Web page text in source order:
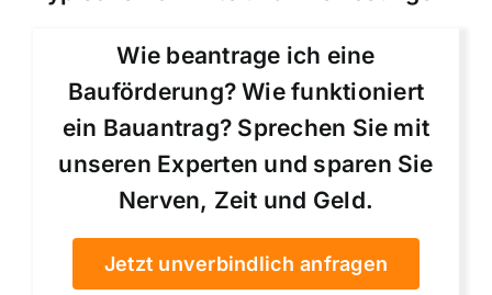
Wie beantrage ich eine
Bauförderung? Wie funktioniert
ein Bauantrag? Sprechen Sie mit
unseren Experten und sparen Sie
Nerven, Zeit und Geld.
Jetzt unverbindlich anfragen